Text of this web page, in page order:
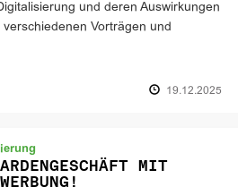
und deren Auswirkungen
Vorträgen und
19.12.2025
MIT